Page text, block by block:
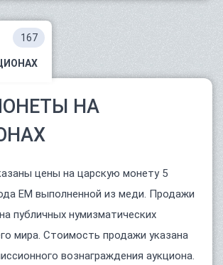
167
НА
цены на царскую монету 5
ЕМ выполненной из меди. Продажи
публичных нумизматических
мира. Стоимость продажи указана
вознаграждения аукциона.